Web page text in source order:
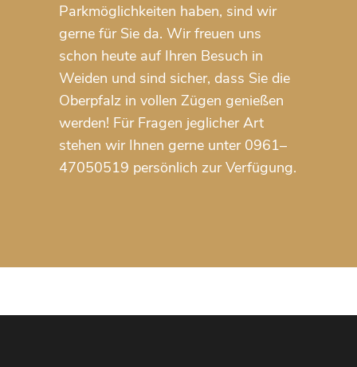
Parkmöglichkeiten haben, sind wir
gerne für Sie da. Wir freuen uns
schon heute auf Ihren Besuch in
Weiden und sind sicher, dass Sie die
Oberpfalz in vollen Zügen genießen
werden! Für Fragen jeglicher Art
stehen wir Ihnen gerne unter 0961–
47050519 persönlich zur Verfügung.